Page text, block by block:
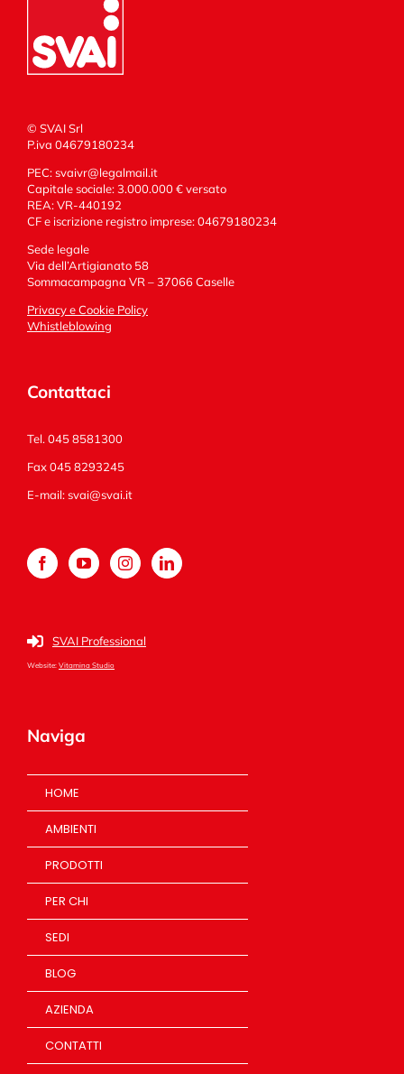
© SVAI Srl
P.iva 04679180234
PEC:svaivr@legalmail.it
Capitale sociale: 3.000.000 € versato
REA: VR-440192
CF e iscrizione registro imprese: 04679180234
Sede legale
Via dell’Artigianato 58
Sommacampagna VR – 37066 Caselle
Privacy e Cookie Policy
Whistleblowing
Contattaci
Tel. 045 8581300
Fax 045 8293245
E-mail:svai@svai.it
SVAI Professional
Website: Vitamina Studio
Naviga
HOME
AMBIENTI
PRODOTTI
PER CHI
SEDI
BLOG
AZIENDA
CONTATTI